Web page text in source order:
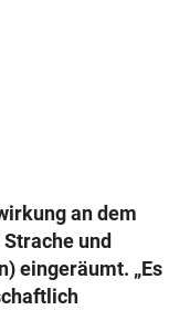
an dem
und
eingeräumt. „Es